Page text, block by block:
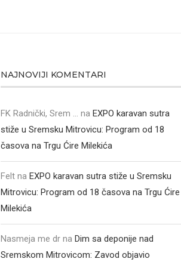
NAJNOVIJI KOMENTARI
FK Radnički, Srem ... naEXPO karavan sutra
stiže u Sremsku Mitrovicu: Program od 18
časova na Trgu Ćire Milekića
Felt naEXPO karavan sutra stiže u Sremsku
Mitrovicu: Program od 18 časova na Trgu Ćire
Milekića
Nasmeja me dr naDim sa deponije nad
Sremskom Mitrovicom: Zavod objavio